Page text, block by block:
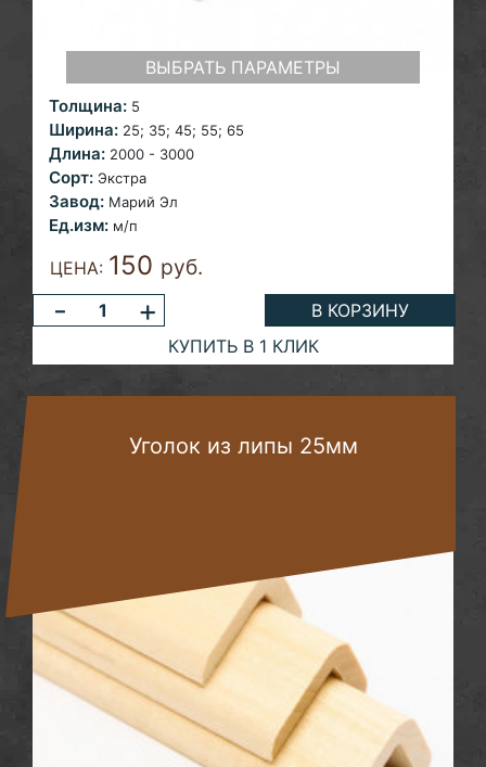
ВЫБРАТЬ ПАРАМЕТРЫ
Толщина: 5
Ширина: 25; 35; 45; 55; 65
Длина: 2000 - 3000
Сорт: Экстра
Завод: Марий Эл
Ед.изм: м/п
ЦЕНА: 150 руб.
- +
В КОРЗИНУ
КУПИТЬ В 1 КЛИК
Уголок из липы 25мм